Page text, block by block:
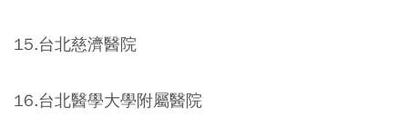
15.台北慈濟醫院
16.台北醫學大學附屬醫院